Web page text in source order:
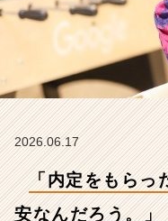
社
こ
れ
ら
ラ
イ
ン】
2026.06.17
「内定をもら
安なんだろう。」